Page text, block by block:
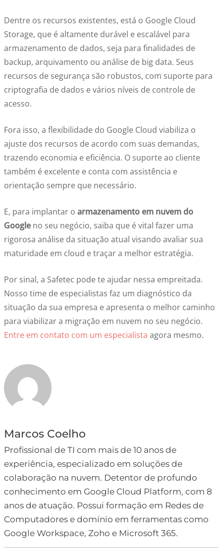
Dentre os recursos existentes, está o Google Cloud
Storage, que é altamente durável e escalável para
armazenamento de dados, seja para finalidades de
backup, arquivamento ou análise de big data. Seus
recursos de segurança são robustos, com suporte para
criptografia de dados e vários níveis de controle de
acesso.
Fora isso, a flexibilidade do Google Cloud viabiliza o
ajuste dos recursos de acordo com suas demandas,
trazendo economia e eficiência. O suporte ao cliente
também é excelente e conta com assistência e
orientação sempre que necessário.
E, para implantar o armazenamento em nuvem do
Google no seu negócio, saiba que é vital fazer uma
rigorosa análise da situação atual visando avaliar sua
maturidade em cloud e traçar a melhor estratégia.
Por sinal, a Safetec pode te ajudar nessa empreitada.
Nosso time de especialistas faz um diagnóstico da
situação da sua empresa e apresenta o melhor caminho
para viabilizar a migração em nuvem no seu negócio.
Entre em contato com um especialista agora mesmo.
Marcos Coelho
Profissional de TI com mais de 10 anos de
experiência, especializado em soluções de
colaboração na nuvem. Detentor de profundo
conhecimento em Google Cloud Platform, com 8
anos de atuação. Possui formação em Redes de
Computadores e domínio em ferramentas como
Google Workspace, Zoho e Microsoft 365.